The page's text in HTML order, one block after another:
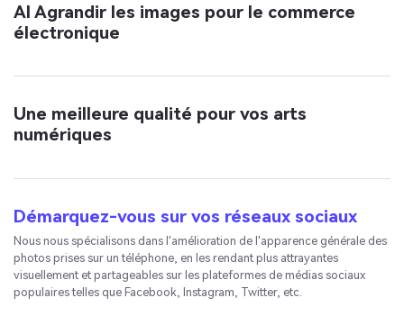
AI Agrandir les images pour le commerce
électronique
Une meilleure qualité pour vos arts
numériques
Démarquez-vous sur vos réseaux sociaux
Nous nous spécialisons dans l'amélioration de l'apparence générale des
photos prises sur un téléphone, en les rendant plus attrayantes
visuellement et partageables sur les plateformes de médias sociaux
populaires telles que Facebook, Instagram, Twitter, etc.